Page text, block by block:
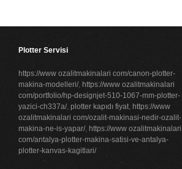
Plotter Servisi
https://www ozalitmakinalari com/canon-plotter-
makina-modelleri/, https://www ozalitmakinalari
com/portfolio/hp-designjet-510-1067-mm-plotter-
yazici-ch337a/, plotter kapıdı fiyat, https://www
ozalitmakinalari com/ozalit-makinasi-nedir-ozalit-
makina-ne-is-yapar/, https://www ozalitmakinalari
com/antalya-plotter-makina-satisi-ve-antalya-
plotter-kanvas-kagitlari/